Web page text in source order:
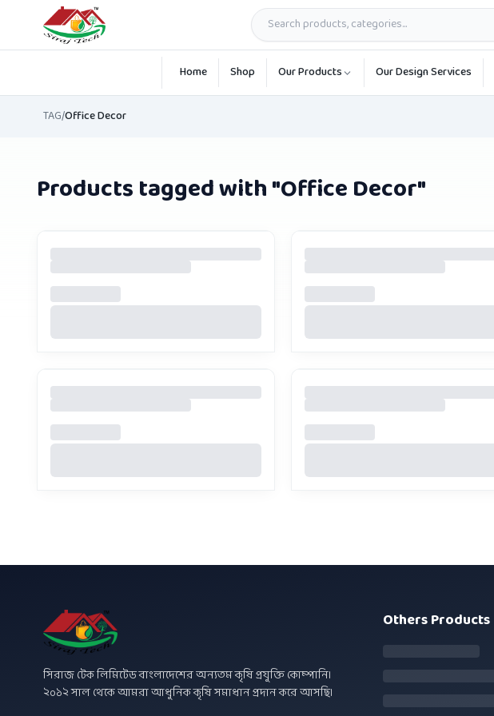
Skip to main content
Home Shop Our Products Our Design Services
TAG/Office Decor
Products tagged with "Office Decor"
সিরাজ টেক লিমিটেড বাংলাদেশের অন্যতম কৃষি প্রযুক্তি কোম্পানি।
২০১২ সাল থেকে আমরা আধুনিক কৃষি সমাধান প্রদান করে আসছি।
Others Products